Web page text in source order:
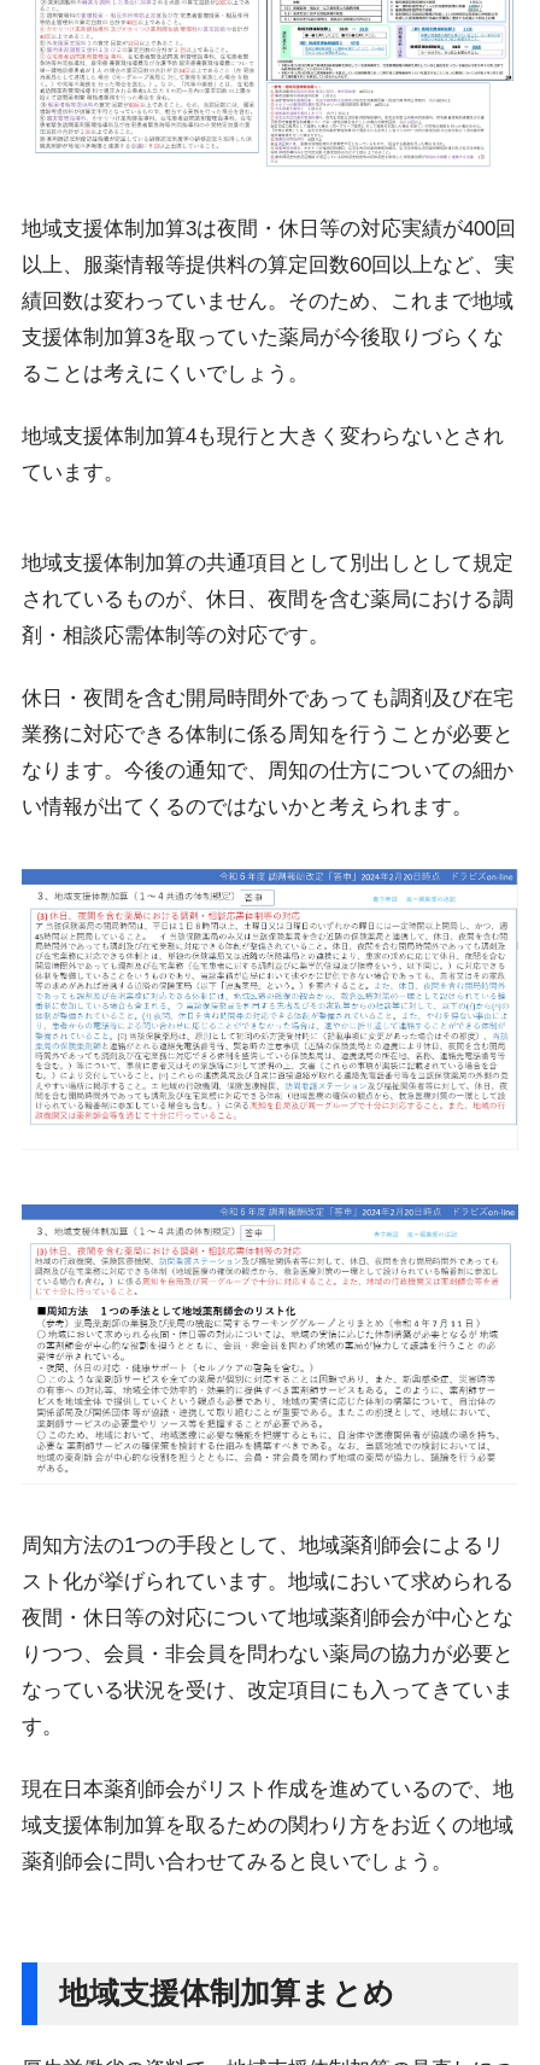
地域支援体制加算3は夜間・休日等の対応実績が400回
以上、服薬情報等提供料の算定回数60回以上など、実
績回数は変わっていません。そのため、これまで地域
支援体制加算3を取っていた薬局が今後取りづらくな
ることは考えにくいでしょう。
地域支援体制加算4も現行と大きく変わらないとされ
ています。
地域支援体制加算の共通項目として別出しとして規定
されているものが、休日、夜間を含む薬局における調
剤・相談応需体制等の対応です。
休日・夜間を含む開局時間外であっても調剤及び在宅
業務に対応できる体制に係る周知を行うことが必要と
なります。今後の通知で、周知の仕方についての細か
い情報が出てくるのではないかと考えられます。
周知方法の1つの手段として、地域薬剤師会によるリ
スト化が挙げられています。地域において求められる
夜間・休日等の対応について地域薬剤師会が中心とな
りつつ、会員・非会員を問わない薬局の協力が必要と
なっている状況を受け、改定項目にも入ってきていま
す。
現在日本薬剤師会がリスト作成を進めているので、地
域支援体制加算を取るための関わり方をお近くの地域
薬剤師会に問い合わせてみると良いでしょう。
地域支援体制加算まとめ